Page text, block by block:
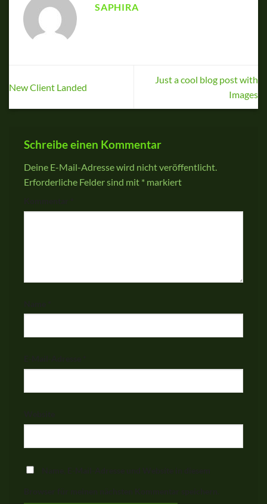
SAPHIRA
New Client Landed
Just a cool blog post with
Images
Schreibe einen Kommentar
Deine E-Mail-Adresse wird nicht veröffentlicht.
Erforderliche Felder sind mit * markiert